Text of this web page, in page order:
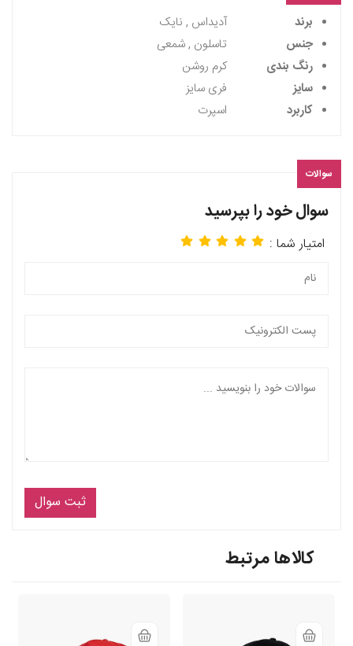
برند
آدیداس , نایک
جنس
تاسلون , شمعی
رنگ بندی
کرم روشن
سایز
فری سایز
کاربرد
اسپرت
سوالات
سوال خود را بپرسید
امتیار شما :
ثبت سوال
کالاها مرتبط